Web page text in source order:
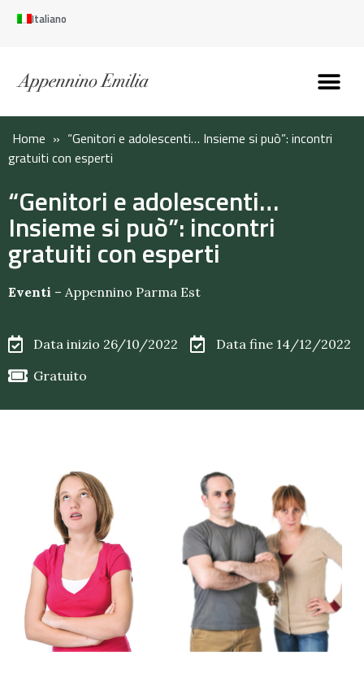
Italiano
Home » “Genitori e adolescenti… Insieme si può”: incontri
gratuiti con esperti
“Genitori e adolescenti…
Insieme si può”: incontri
gratuiti con esperti
Eventi – Appennino Parma Est
Data inizio 26/10/2022
Data fine 14/12/2022
Gratuito